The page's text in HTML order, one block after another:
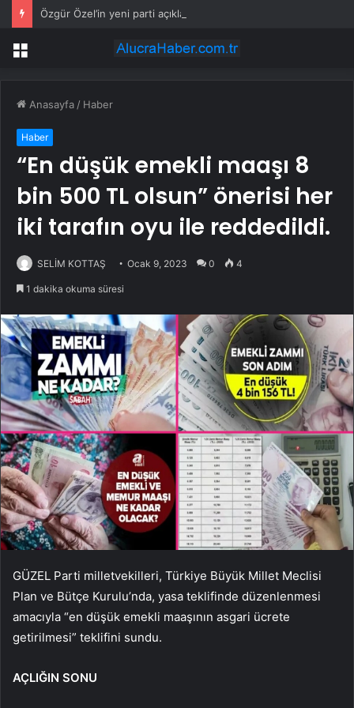
Menü
Anasayfa / Haber
Haber
“En düşük emekli maaşı 8
bin 500 TL olsun” önerisi her
iki tarafın oyu ile reddedildi.
SELİM KOTTAŞ Ocak 9, 2023 0 4
1 dakika okuma süresi
GÜZEL Parti milletvekilleri, Türkiye Büyük Millet Meclisi
Plan ve Bütçe Kurulu’nda, yasa teklifinde düzenlenmesi
amacıyla “en düşük emekli maaşının asgari ücrete
getirilmesi” teklifini sundu.
AÇLIĞIN SONU